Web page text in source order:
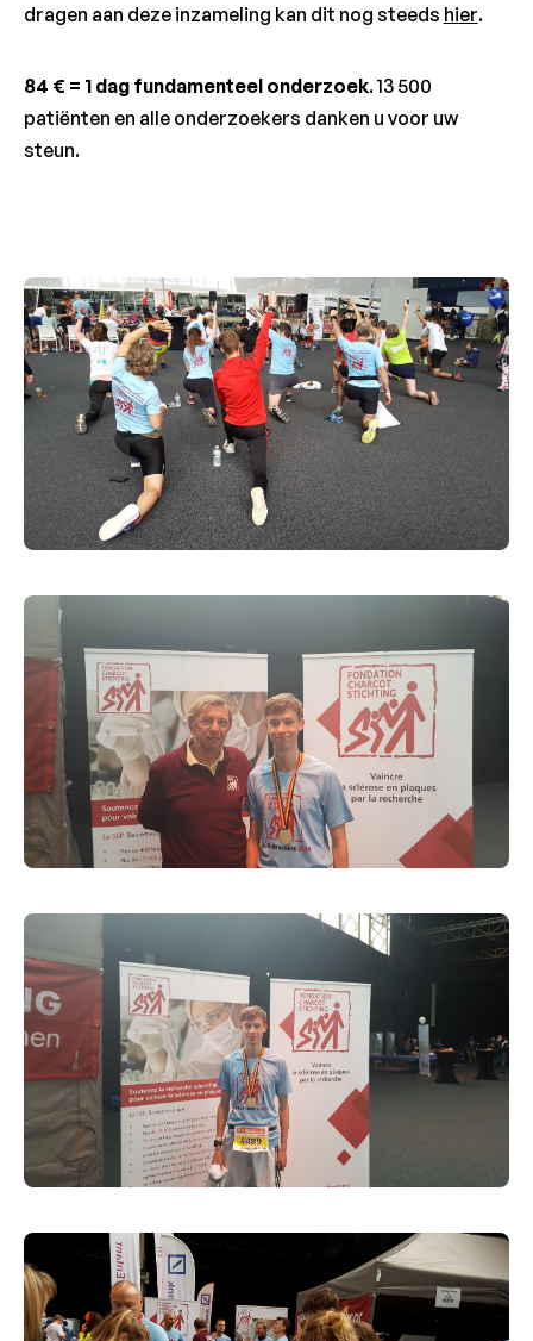
dragen aan deze inzameling kan dit nog steeds hier.
84 € = 1 dag fundamenteel onderzoek. 13 500
patiënten en alle onderzoekers danken u voor uw
steun.